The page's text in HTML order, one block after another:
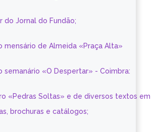
do Jornal do Fundão;
mensário de Almeida «Praça Alta»
semanário «O Despertar» - Coimbra:
«Pedras Soltas» e de diversos textos em
brochuras e catálogos;